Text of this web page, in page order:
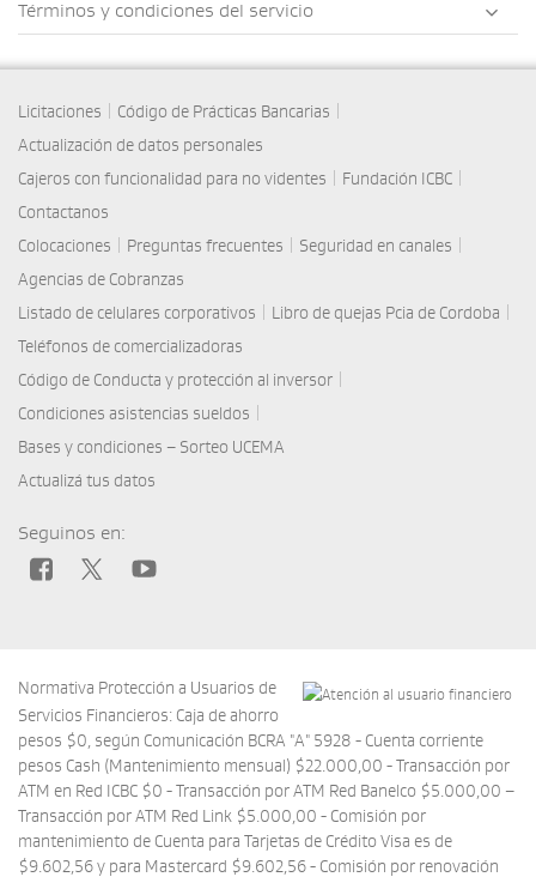
Términos y condiciones del servicio
Licitaciones Código de Prácticas Bancarias
Actualización de datos personales
Cajeros con funcionalidad para no videntes
Fundación ICBC
Contactanos
Colocaciones
Preguntas frecuentes Seguridad en canales
Agencias de Cobranzas
Listado de celulares corporativos
Libro de quejas Pcia de Cordoba
Teléfonos de comercializadoras
Código de Conducta y protección al inversor
Condiciones asistencias sueldos
Bases y condiciones – Sorteo UCEMA
Actualizá tus datos
Seguinos en:
Normativa Protección a Usuarios de
Servicios Financieros: Caja de ahorro
pesos $0, según Comunicación BCRA "A" 5928 - Cuenta corriente
pesos Cash (Mantenimiento mensual) $22.000,00 - Transacción por
ATM en Red ICBC $0 - Transacción por ATM Red Banelco $5.000,00 –
Transacción por ATM Red Link $5.000,00 - Comisión por
mantenimiento de Cuenta para Tarjetas de Crédito Visa es de
$9.602,56 y para Mastercard $9.602,56 - Comisión por renovación